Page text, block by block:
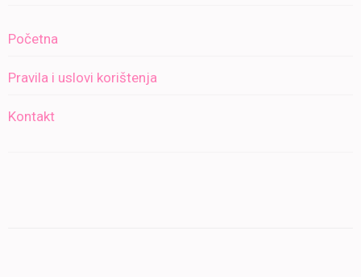
Početna
Pravila i uslovi korištenja
Kontakt